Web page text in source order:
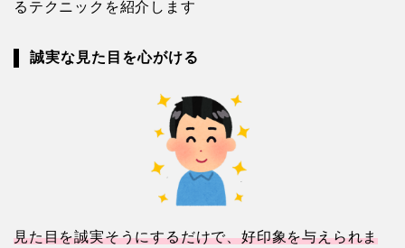
るテクニックを紹介します
誠実な見た目を心がける
見た目を誠実そうにするだけで、好印象を与えられま